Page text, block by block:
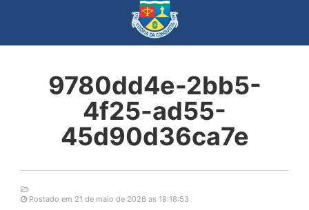
9780dd4e-2bb5-
4f25-ad55-
45d90d36ca7e
Postado em 21 de maio de 2026 as 18:18:53